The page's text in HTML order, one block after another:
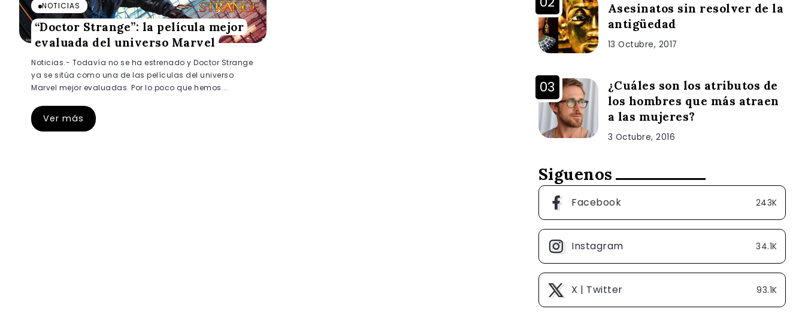
NOTICIAS
“Doctor Strange”: la película mejor
evaluada del universo Marvel
Noticias.- Todavía no se ha estrenado y Doctor Strange
ya se sitúa como una de las películas del universo
Marvel mejor evaluadas. Por lo poco que hemos...
Ver más
Asesinatos sin resolver de la
antigüedad
13 Octubre, 2017
¿Cuáles son los atributos de
los hombres que más atraen
a las mujeres?
3 Octubre, 2016
Siguenos
Facebook 243K
Instagram 34.1K
X | Twitter 93.1K